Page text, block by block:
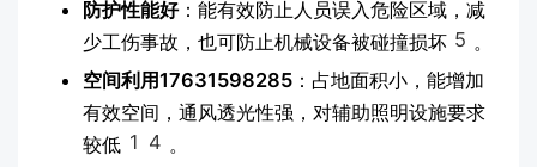
防护性能好：能有效防止人员误入危险区域，减
少工伤事故，也可防止机械设备被碰撞损坏 5 。
空间利用17631598285：占地面积小，能增加
有效空间，通风透光性强，对辅助照明设施要求
较低 1 4 。